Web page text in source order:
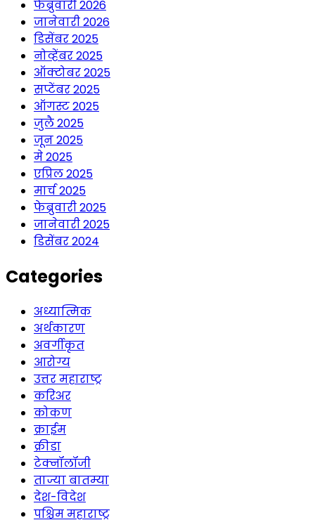
फेब्रुवारी 2026
जानेवारी 2026
डिसेंबर 2025
नोव्हेंबर 2025
ऑक्टोबर 2025
सप्टेंबर 2025
ऑगस्ट 2025
जुलै 2025
जून 2025
मे 2025
एप्रिल 2025
मार्च 2025
फेब्रुवारी 2025
जानेवारी 2025
डिसेंबर 2024
Categories
अध्यात्मिक
अर्थकारण
अवर्गीकृत
आरोग्य
उत्तर महाराष्ट्र
करिअर
कोकण
क्राईम
क्रीडा
टेक्नॉलॉजी
ताज्या बातम्या
देश-विदेश
पश्चिम महाराष्ट्र